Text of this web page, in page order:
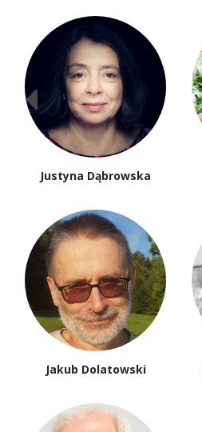
Justyna Dąbrowska
Jakub Dolatowski